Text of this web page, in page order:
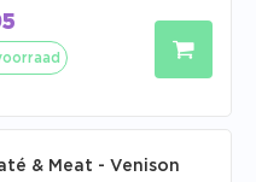
& Meat - Venison